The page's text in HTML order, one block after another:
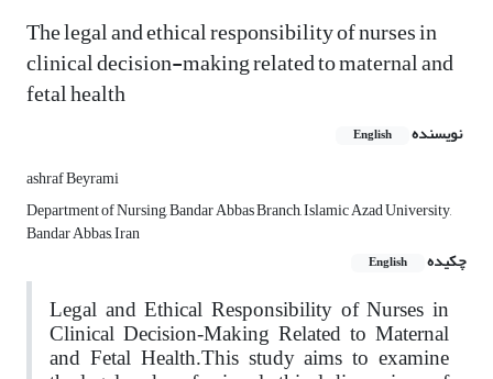
The legal and ethical responsibility of nurses in
clinical decision-making related to maternal and
fetal health
نویسنده English
ashraf Beyrami
Department of Nursing, Bandar Abbas Branch, Islamic Azad University,
Bandar Abbas, Iran
چکیده
English
Legal and Ethical Responsibility of Nurses in
Clinical Decision‑Making Related to Maternal
and Fetal Health.This study aims to examine